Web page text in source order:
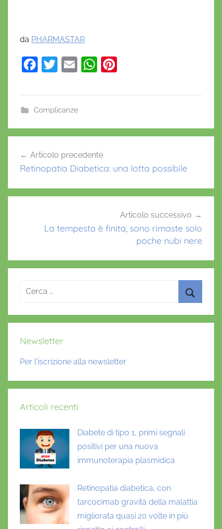
da PHARMASTAR
F
e
b
o
k
T
er
E
l
W
A
p
st
Complicanze
articoli
Articolo precedente
Retinopatia Diabetica: una lotta possibile
Articolo successivo
La tempesta è finita, sono rimaste solo
poche nubi nere
Ricerca
Newsletter
Per l'iscrizione alla newsletter
Articoli recenti
Diabete di tipo 1, primi segnali
positivi per una nuova
immunoterapia plasmidica
Retinopatia diabetica, con
tarcocimab gravità della malattia
migliorata quasi 20 volte in più